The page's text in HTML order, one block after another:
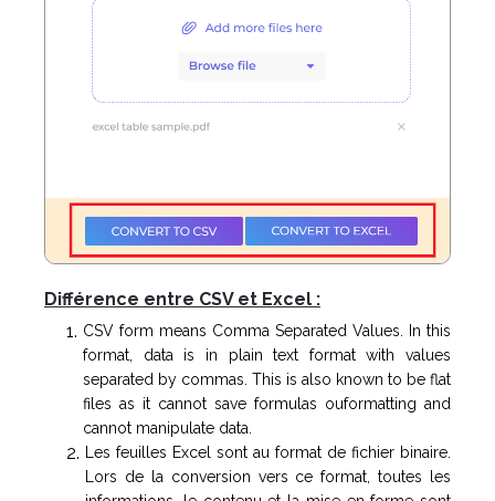
Différence entre CSV et Excel :
CSV form means Comma Separated Values. In this
format, data is in plain text format with values
separated by commas. This is also known to be flat
files as it cannot save formulas ouformatting and
cannot manipulate data.
Les feuilles Excel sont au format de fichier binaire.
Lors de la conversion vers ce format, toutes les